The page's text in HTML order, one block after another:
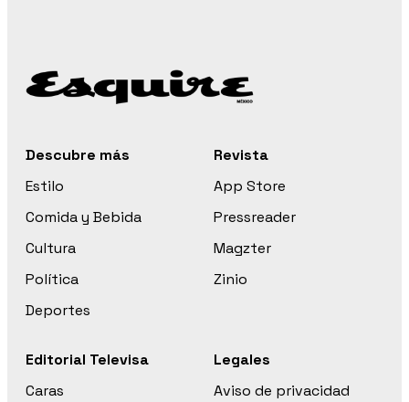
Descubre más
Estilo
Comida y Bebida
Cultura
Política
Deportes
Revista
App Store
Pressreader
Magzter
Zinio
Editorial Televisa
Caras
Legales
Aviso de privacidad